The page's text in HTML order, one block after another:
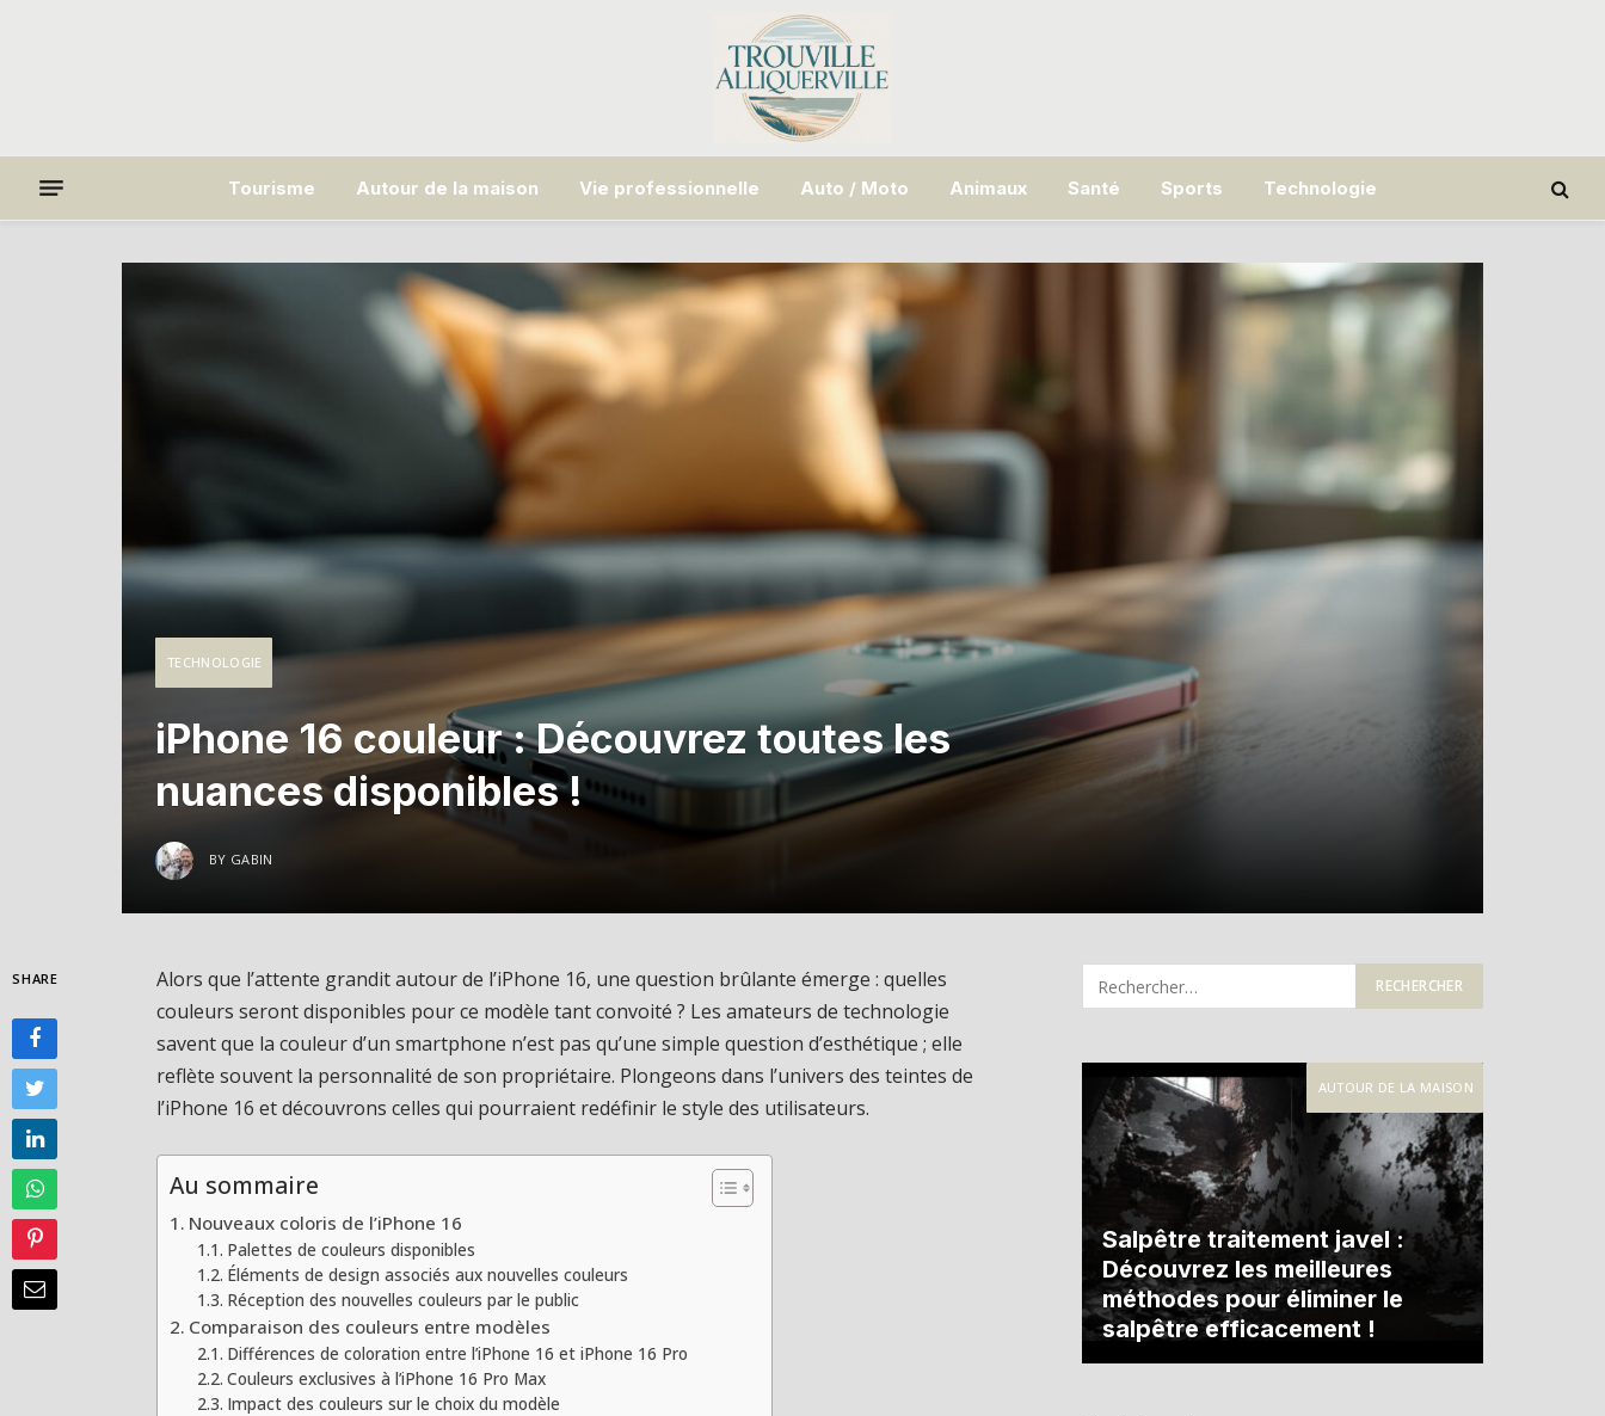
Tourisme Autour de la maison Vie professionnelle Auto / Moto Animaux Santé Sports Technologie
TECHNOLOGIE
iPhone 16 couleur : Découvrez toutes les
nuances disponibles !
BY GABIN
SHARE
Alors que l’attente grandit autour de l’iPhone 16, une question brûlante émerge : quelles
couleurs seront disponibles pour ce modèle tant convoité ? Les amateurs de technologie
savent que la couleur d’un smartphone n’est pas qu’une simple question d’esthétique ; elle
reflète souvent la personnalité de son propriétaire. Plongeons dans l’univers des teintes de
l’iPhone 16 et découvrons celles qui pourraient redéfinir le style des utilisateurs.
Au sommaire
Nouveaux coloris de l’iPhone 16
Palettes de couleurs disponibles
Éléments de design associés aux nouvelles couleurs
Réception des nouvelles couleurs par le public
Comparaison des couleurs entre modèles
Différences de coloration entre l’iPhone 16 et iPhone 16 Pro
Couleurs exclusives à l’iPhone 16 Pro Max
Impact des couleurs sur le choix du modèle
AUTOUR DE LA MAISON
Salpêtre traitement javel :
Découvrez les meilleures
méthodes pour éliminer le
salpêtre efficacement !